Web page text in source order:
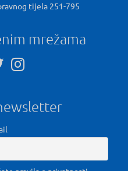
tijela 251-795
mrežama